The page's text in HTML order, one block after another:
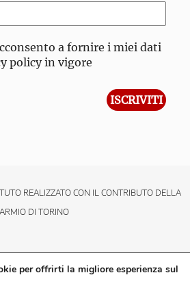
a fornire i miei dati
policy in vigore
REALIZZATO CON IL CONTRIBUTO DELLA
DI TORINO
per offrirti la migliore esperienza sul